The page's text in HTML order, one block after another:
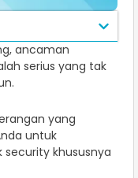
ancaman
serius yang tak
yang
untuk
khususnya